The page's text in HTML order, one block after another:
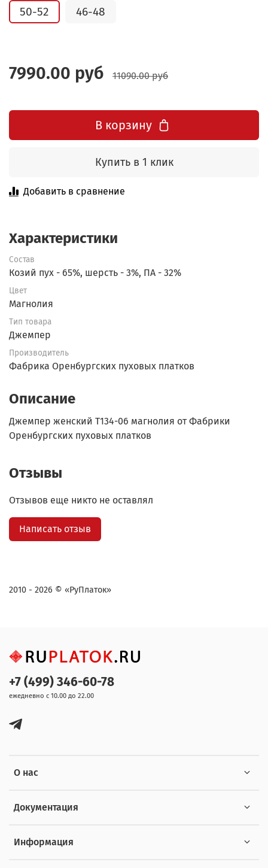
50-52 46-48
7990.00 руб 11090.00 руб
В корзину
Купить в 1 клик
Добавить в сравнение
Характеристики
Состав
Козий пух - 65%, шерсть - 3%, ПА - 32%
Цвет
Магнолия
Тип товара
Джемпер
Производитель
Фабрика Оренбургских пуховых платков
Описание
Джемпер женский Т134-06 магнолия от Фабрики
Оренбургских пуховых платков
Отзывы
Отзывов еще никто не оставлял
Написать отзыв
2010 - 2026 © «РуПлаток»
О нас
Документация
Информация
+7 (499) 346-60-78
ежедневно с 10.00 до 22.00